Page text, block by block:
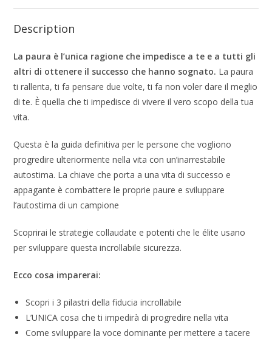
Description
La paura è l’unica ragione che impedisce a te e a tutti gli
altri di ottenere il successo che hanno sognato. La paura
ti rallenta, ti fa pensare due volte, ti fa non voler dare il meglio
di te. È quella che ti impedisce di vivere il vero scopo della tua
vita.
Questa è la guida definitiva per le persone che vogliono
progredire ulteriormente nella vita con un’inarrestabile
autostima. La chiave che porta a una vita di successo e
appagante è combattere le proprie paure e sviluppare
l’autostima di un campione
Scoprirai le strategie collaudate e potenti che le élite usano
per sviluppare questa incrollabile sicurezza.
Ecco cosa imparerai:
Scopri i 3 pilastri della fiducia incrollabile
L’UNICA cosa che ti impedirà di progredire nella vita
Come sviluppare la voce dominante per mettere a tacere